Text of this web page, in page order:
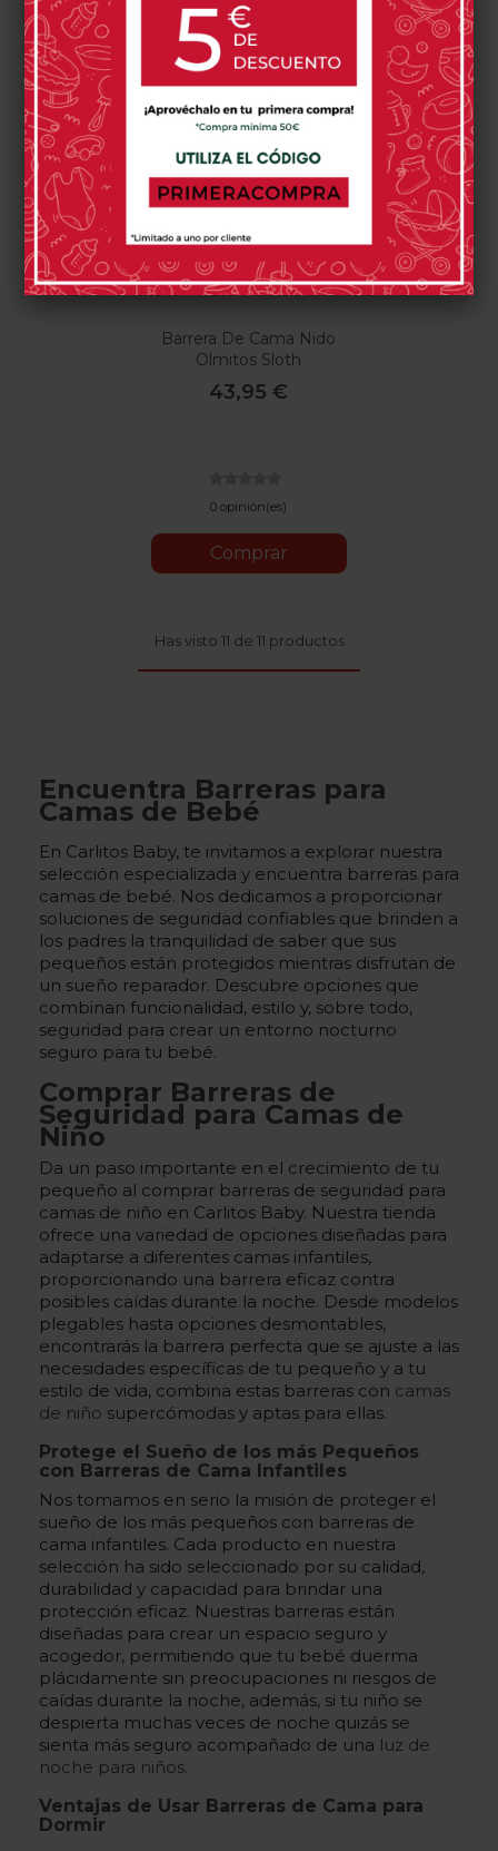
0 opinión(es)
Comprar
0 opinión(es)
Comprar
Barrera De Cama Nido
Olmitos Sloth
43,95 €
0 opinión(es)
Comprar
Has visto 11 de 11 productos
Encuentra Barreras para
Camas de Bebé
En Carlitos Baby, te invitamos a explorar nuestra
selección especializada y encuentra barreras para
camas de bebé. Nos dedicamos a proporcionar
soluciones de seguridad confiables que brinden a
los padres la tranquilidad de saber que sus
pequeños están protegidos mientras disfrutan de
un sueño reparador. Descubre opciones que
combinan funcionalidad, estilo y, sobre todo,
seguridad para crear un entorno nocturno
seguro para tu bebé.
Comprar Barreras de
Seguridad para Camas de
Niño
Da un paso importante en el crecimiento de tu
pequeño al comprar barreras de seguridad para
camas de niño en Carlitos Baby. Nuestra tienda
ofrece una variedad de opciones diseñadas para
adaptarse a diferentes camas infantiles,
proporcionando una barrera eficaz contra
posibles caídas durante la noche. Desde modelos
plegables hasta opciones desmontables,
encontrarás la barrera perfecta que se ajuste a las
necesidades específicas de tu pequeño y a tu
estilo de vida, combina estas barreras con camas
de niño supercómodas y aptas para ellas.
Protege el Sueño de los más Pequeños
con Barreras de Cama Infantiles
Nos tomamos en serio la misión de proteger el
sueño de los más pequeños con barreras de
cama infantiles. Cada producto en nuestra
selección ha sido seleccionado por su calidad,
durabilidad y capacidad para brindar una
protección eficaz. Nuestras barreras están
diseñadas para crear un espacio seguro y
acogedor, permitiendo que tu bebé duerma
plácidamente sin preocupaciones ni riesgos de
caídas durante la noche, además, si tu niño se
despierta muchas veces de noche quizás se
sienta más seguro acompañado de una luz de
noche para niños.
Ventajas de Usar Barreras de Cama para
Dormir